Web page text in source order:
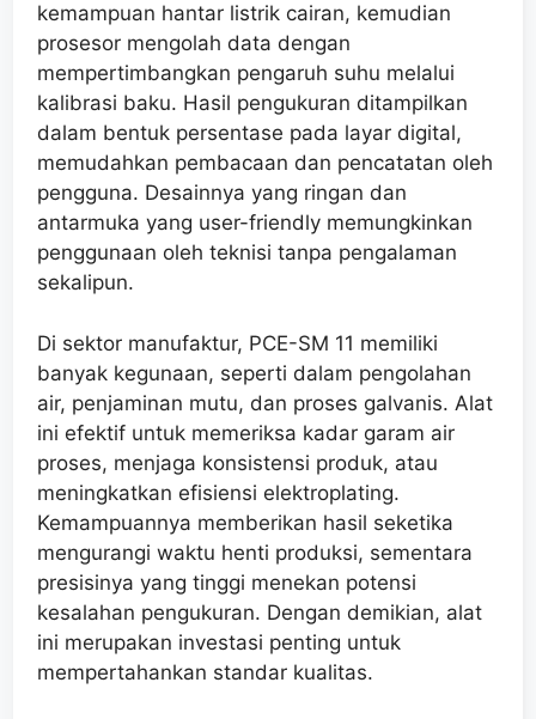
kemampuan hantar listrik cairan, kemudian
prosesor mengolah data dengan
mempertimbangkan pengaruh suhu melalui
kalibrasi baku. Hasil pengukuran ditampilkan
dalam bentuk persentase pada layar digital,
memudahkan pembacaan dan pencatatan oleh
pengguna. Desainnya yang ringan dan
antarmuka yang user-friendly memungkinkan
penggunaan oleh teknisi tanpa pengalaman
sekalipun.
Di sektor manufaktur, PCE-SM 11 memiliki
banyak kegunaan, seperti dalam pengolahan
air, penjaminan mutu, dan proses galvanis. Alat
ini efektif untuk memeriksa kadar garam air
proses, menjaga konsistensi produk, atau
meningkatkan efisiensi elektroplating.
Kemampuannya memberikan hasil seketika
mengurangi waktu henti produksi, sementara
presisinya yang tinggi menekan potensi
kesalahan pengukuran. Dengan demikian, alat
ini merupakan investasi penting untuk
mempertahankan standar kualitas.